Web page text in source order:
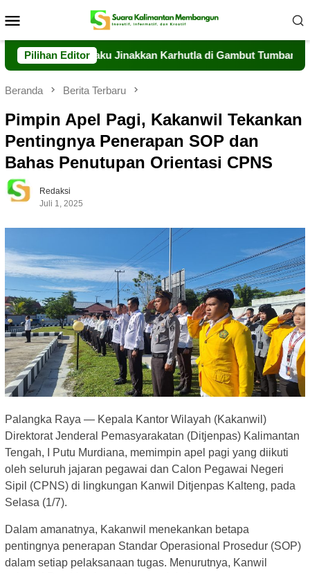
ke
Mobile
Pilihan Editor
Berjibaku Jinakkan Karhutla di Gambut Tumbang Nusa
Beranda Berita Terbaru
Pimpin Apel Pagi, Kakanwil Tekankan
Pentingnya Penerapan SOP dan
Bahas Penutupan Orientasi CPNS
Redaksi
Juli 1, 2025
Palangka Raya — Kepala Kantor Wilayah (Kakanwil)
Direktorat Jenderal Pemasyarakatan (Ditjenpas) Kalimantan
Tengah, I Putu Murdiana, memimpin apel pagi yang diikuti
oleh seluruh jajaran pegawai dan Calon Pegawai Negeri
Sipil (CPNS) di lingkungan Kanwil Ditjenpas Kalteng, pada
Selasa (1/7).
Dalam amanatnya, Kakanwil menekankan betapa
pentingnya penerapan Standar Operasional Prosedur (SOP)
dalam setiap pelaksanaan tugas. Menurutnya, Kanwil